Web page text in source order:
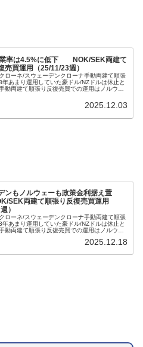
率は4.5%に低下 NOK/SEK両建て
売買運用（25/11/23週）
ローネ/スウェーデンクローナ手動両建て順張
年あまり運用していた豪ドル/NZドルは休止と
動両建て順張り反復売買での運用はノルウェ
を狭めて上げても下げても着実に利益を重ねる
定としていますが、このところノルウェー/...
2025.12.03
ンもノルウェーも政策金利据え置
両建て順張り反復売買運用
）
ローネ/スウェーデンクローナ手動両建て順張
年あまり運用していた豪ドル/NZドルは休止と
動両建て順張り反復売買での運用はノルウェ
狭めて上げても下げても着実に利益を重ねる
2025.12.18